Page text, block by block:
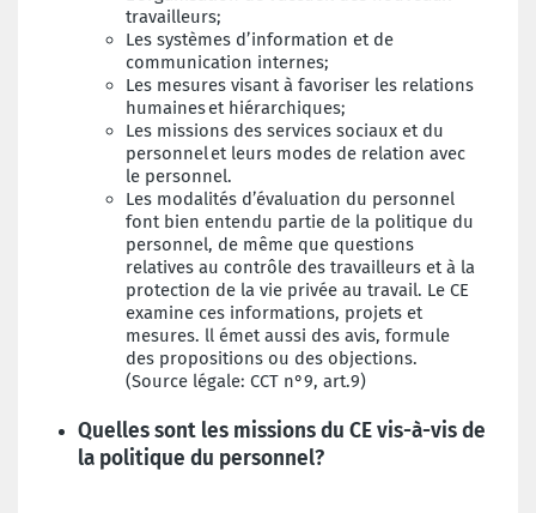
travailleurs;
Les systèmes d’information et de
communication internes;
Les mesures visant à favoriser les relations
humaines et hiérarchiques;
Les missions des services sociaux et du
personnel et leurs modes de relation avec
le personnel.
Les modalités d’évaluation du personnel
font bien entendu partie de la politique du
personnel, de même que questions
relatives au contrôle des travailleurs et à la
protection de la vie privée au travail. Le CE
examine ces informations, projets et
mesures. ll émet aussi des avis, formule
des propositions ou des objections.
(Source légale: CCT n°9, art.9)
Quelles sont les missions du CE vis-à-vis de
la politique du personnel?